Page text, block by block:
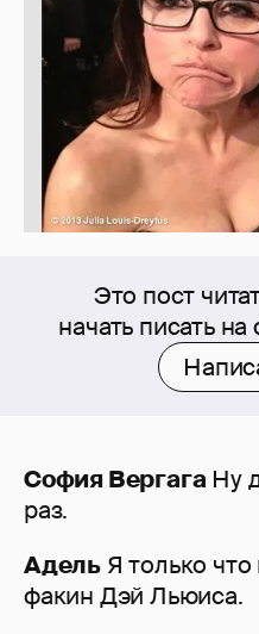
Это пост
начать писать
София ВергагаНу
раз.
Адель Я только
факин Дэй Льюиса.